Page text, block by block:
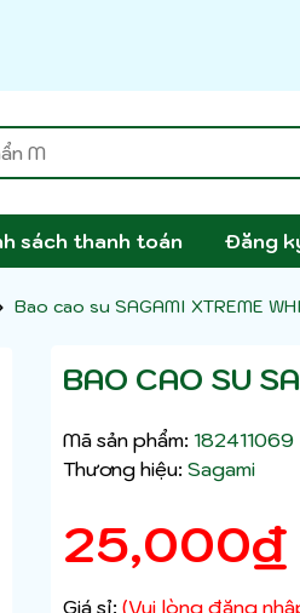
sách thanh toán Đăng
Bao cao su SAGAMI XTREME
BAO CAO SU
Mã sản phẩm: 182411069
Thương hiệu: Sagami
25,000₫
Giá sỉ: (Vui lòng đăng